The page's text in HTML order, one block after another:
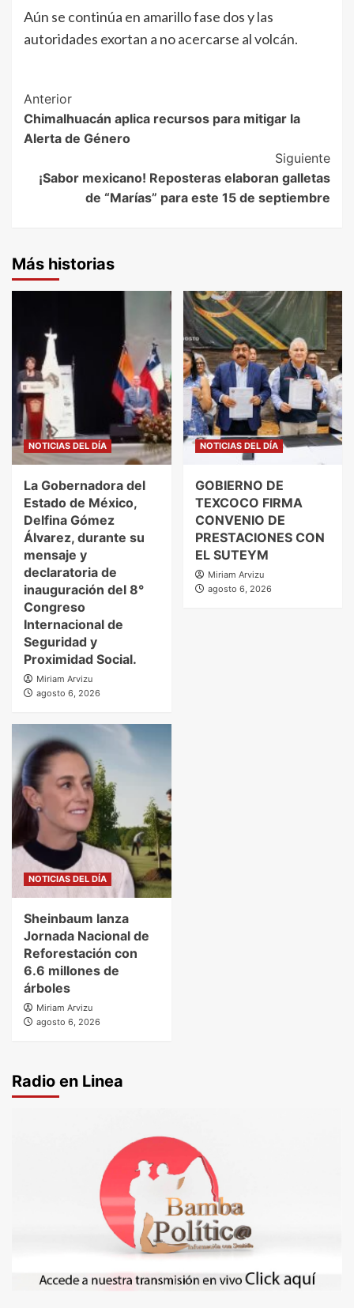
Aún se continúa en amarillo fase dos y las
autoridades exortan a no acercarse al volcán.
Post
Navigation
Anterior
Chimalhuacán aplica recursos para mitigar la
Alerta de Género
Siguiente
¡Sabor mexicano! Reposteras elaboran galletas
de “Marías” para este 15 de septiembre
Más historias
NOTICIAS DEL DÍA
La Gobernadora del
Estado de México,
Delfina Gómez
Álvarez, durante su
mensaje y
declaratoria de
inauguración del 8°
Congreso
Internacional de
Seguridad y
Proximidad Social.
Miriam Arvizu
agosto 6, 2026
NOTICIAS DEL DÍA
GOBIERNO DE
TEXCOCO FIRMA
CONVENIO DE
PRESTACIONES CON
EL SUTEYM
Miriam Arvizu
agosto 6, 2026
NOTICIAS DEL DÍA
Sheinbaum lanza
Jornada Nacional de
Reforestación con
6.6 millones de
árboles
Miriam Arvizu
agosto 6, 2026
Radio en Linea